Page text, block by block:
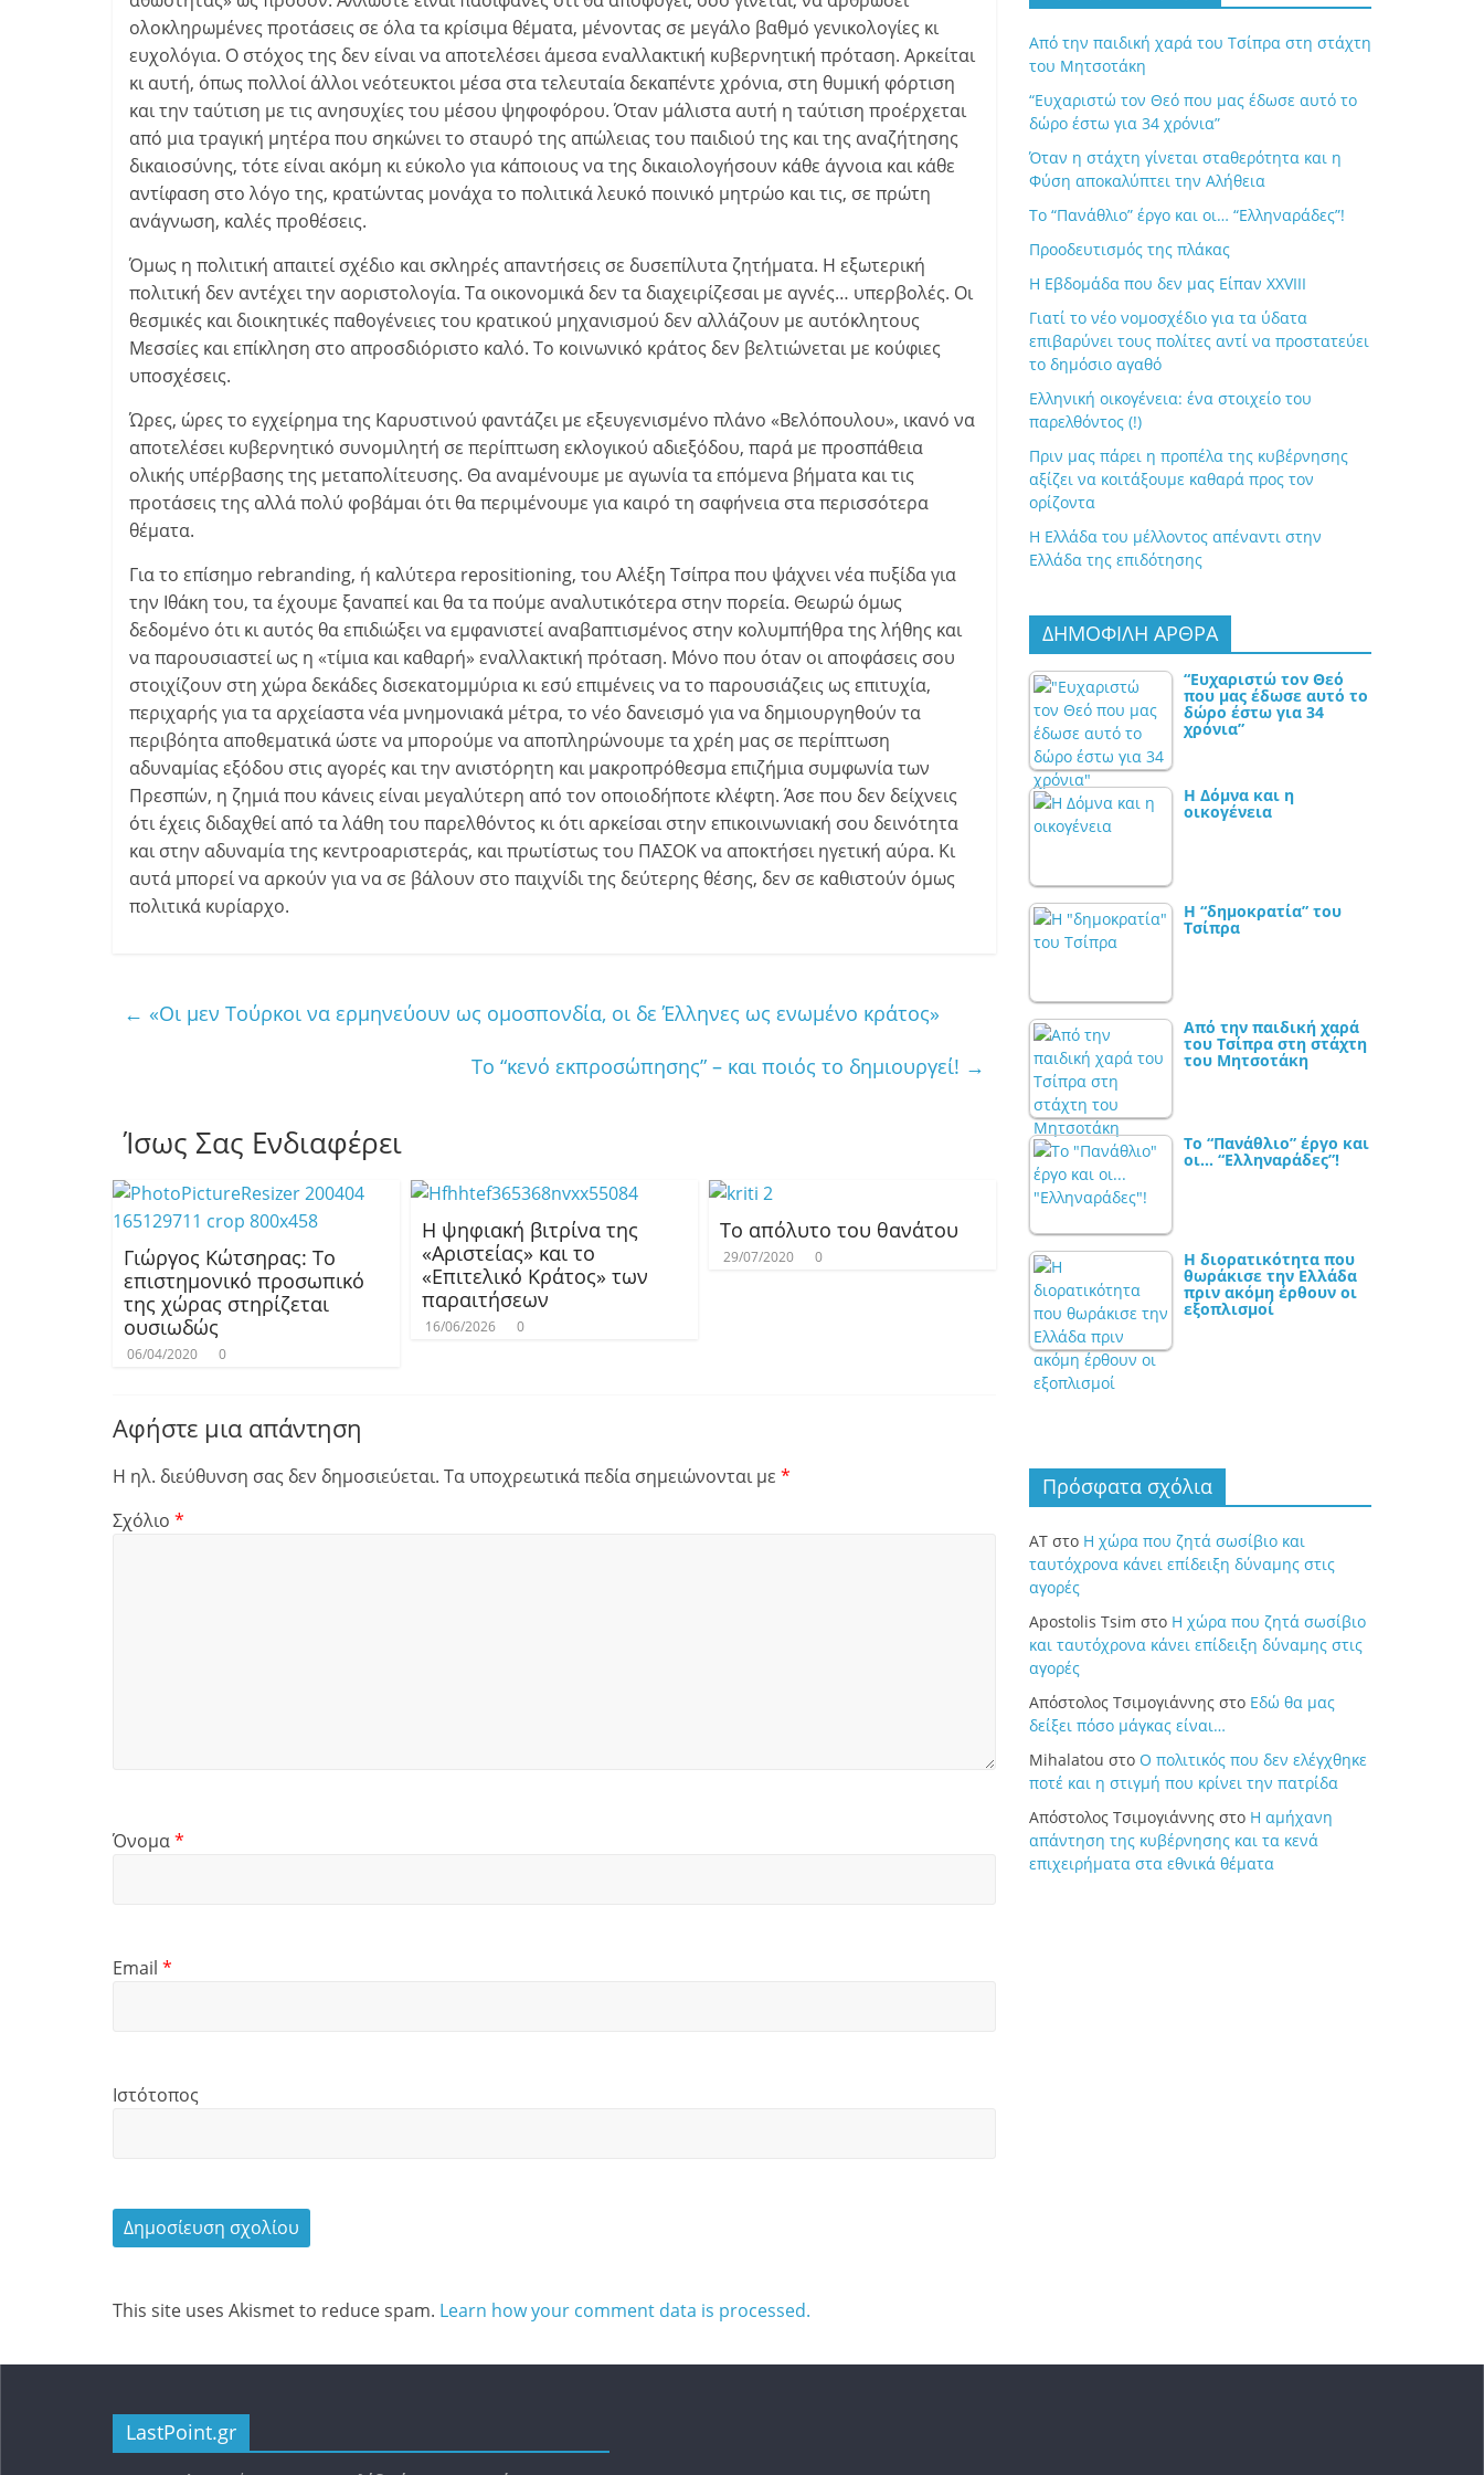
ολοκληρωμένες προτάσεις σε όλα τα κρίσιμα θέματα, μένοντας σε μεγάλο βαθμό γενικολογίες κι
ευχολόγια. Ο στόχος της δεν είναι να αποτελέσει άμεσα εναλλακτική κυβερνητική πρόταση. Αρκείται
κι αυτή, όπως πολλοί άλλοι νεότευκτοι μέσα στα τελευταία δεκαπέντε χρόνια, στη θυμική φόρτιση
και την ταύτιση με τις ανησυχίες του μέσου ψηφοφόρου. Όταν μάλιστα αυτή η ταύτιση προέρχεται
από μια τραγική μητέρα που σηκώνει το σταυρό της απώλειας του παιδιού της και της αναζήτησης
δικαιοσύνης, τότε είναι ακόμη κι εύκολο για κάποιους να της δικαιολογήσουν κάθε άγνοια και κάθε
αντίφαση στο λόγο της, κρατώντας μονάχα το πολιτικά λευκό ποινικό μητρώο και τις, σε πρώτη
ανάγνωση, καλές προθέσεις.
Όμως η πολιτική απαιτεί σχέδιο και σκληρές απαντήσεις σε δυσεπίλυτα ζητήματα. Η εξωτερική
πολιτική δεν αντέχει την αοριστολογία. Τα οικονομικά δεν τα διαχειρίζεσαι με αγνές… υπερβολές. Οι
θεσμικές και διοικητικές παθογένειες του κρατικού μηχανισμού δεν αλλάζουν με αυτόκλητους
Μεσσίες και επίκληση στο απροσδιόριστο καλό. Το κοινωνικό κράτος δεν βελτιώνεται με κούφιες
υποσχέσεις.
Ώρες, ώρες το εγχείρημα της Καρυστινού φαντάζει με εξευγενισμένο πλάνο «Βελόπουλου», ικανό να
αποτελέσει κυβερνητικό συνομιλητή σε περίπτωση εκλογικού αδιεξόδου, παρά με προσπάθεια
ολικής υπέρβασης της μεταπολίτευσης. Θα αναμένουμε με αγωνία τα επόμενα βήματα και τις
προτάσεις της αλλά πολύ φοβάμαι ότι θα περιμένουμε για καιρό τη σαφήνεια στα περισσότερα
θέματα.
Για το επίσημο rebranding, ή καλύτερα repositioning, του Αλέξη Τσίπρα που ψάχνει νέα πυξίδα για
την Ιθάκη του, τα έχουμε ξαναπεί και θα τα πούμε αναλυτικότερα στην πορεία. Θεωρώ όμως
δεδομένο ότι κι αυτός θα επιδιώξει να εμφανιστεί αναβαπτισμένος στην κολυμπήθρα της λήθης και
να παρουσιαστεί ως η «τίμια και καθαρή» εναλλακτική πρόταση. Μόνο που όταν οι αποφάσεις σου
στοιχίζουν στη χώρα δεκάδες δισεκατομμύρια κι εσύ επιμένεις να το παρουσιάζεις ως επιτυχία,
περιχαρής για τα αρχείαστα νέα μνημονιακά μέτρα, το νέο δανεισμό για να δημιουργηθούν τα
περιβόητα αποθεματικά ώστε να μπορούμε να αποπληρώνουμε τα χρέη μας σε περίπτωση
αδυναμίας εξόδου στις αγορές και την ανιστόρητη και μακροπρόθεσμα επιζήμια συμφωνία των
Πρεσπών, η ζημιά που κάνεις είναι μεγαλύτερη από τον οποιοδήποτε κλέφτη. Άσε που δεν δείχνεις
ότι έχεις διδαχθεί από τα λάθη του παρελθόντος κι ότι αρκείσαι στην επικοινωνιακή σου δεινότητα
και στην αδυναμία της κεντροαριστεράς, και πρωτίστως του ΠΑΣΟΚ να αποκτήσει ηγετική αύρα. Κι
αυτά μπορεί να αρκούν για να σε βάλουν στο παιχνίδι της δεύτερης θέσης, δεν σε καθιστούν όμως
πολιτικά κυρίαρχο.
← «Οι μεν Τούρκοι να ερμηνεύουν ως ομοσπονδία, οι δε Έλληνες ως ενωμένο κράτος»
Το “κενό εκπροσώπησης” – και ποιός το δημιουργεί! →
Ίσως Σας Ενδιαφέρει
Γιώργος Κώτσηρας: Το
επιστημονικό προσωπικό
της χώρας στηρίζεται
ουσιωδώς
06/04/2020 0
Η ψηφιακή βιτρίνα της
«Αριστείας» και το
«Επιτελικό Κράτος» των
παραιτήσεων
16/06/2026 0
Το απόλυτο του θανάτου
29/07/2020 0
Αφήστε μια απάντηση
Η ηλ. διεύθυνση σας δεν δημοσιεύεται. Τα υποχρεωτικά πεδία σημειώνονται με *
Σχόλιο *
Όνομα*
Email *
Ιστότοπος
This site uses Akismet to reduce spam. Learn how your comment data is processed.
Από την παιδική χαρά του Τσίπρα στη στάχτη
του Μητσοτάκη
“Ευχαριστώ τον Θεό που μας έδωσε αυτό το
δώρο έστω για 34 χρόνια”
Όταν η στάχτη γίνεται σταθερότητα και η
Φύση αποκαλύπτει την Αλήθεια
Το “Πανάθλιο” έργο και οι… “Ελληναράδες”!
Προοδευτισμός της πλάκας
Η Εβδομάδα που δεν μας Είπαν XXVIII
Γιατί το νέο νομοσχέδιο για τα ύδατα
επιβαρύνει τους πολίτες αντί να προστατεύει
το δημόσιο αγαθό
Ελληνική οικογένεια: ένα στοιχείο του
παρελθόντος (!)
Πριν μας πάρει η προπέλα της κυβέρνησης
αξίζει να κοιτάξουμε καθαρά προς τον
ορίζοντα
Η Ελλάδα του μέλλοντος απέναντι στην
Ελλάδα της επιδότησης
ΔΗΜΟΦΙΛΗ ΑΡΘΡΑ
“Ευχαριστώ τον Θεό
που μας έδωσε αυτό το
δώρο έστω για 34
χρόνια”
Η Δόμνα και η
οικογένεια
Η “δημοκρατία” του
Τσίπρα
Από την παιδική χαρά
του Τσίπρα στη στάχτη
του Μητσοτάκη
Το “Πανάθλιο” έργο και
οι… “Ελληναράδες”!
Η διορατικότητα που
θωράκισε την Ελλάδα
πριν ακόμη έρθουν οι
εξοπλισμοί
Πρόσφατα σχόλια
ΑΤ στο Η χώρα που ζητά σωσίβιο και
ταυτόχρονα κάνει επίδειξη δύναμης στις
αγορές
Apostolis Tsim στο Η χώρα που ζητά σωσίβιο
και ταυτόχρονα κάνει επίδειξη δύναμης στις
αγορές
Απόστολος Τσιμογιάννης στο Εδώ θα μας
δείξει πόσο μάγκας είναι…
Mihalatou στο Ο πολιτικός που δεν ελέγχθηκε
ποτέ και η στιγμή που κρίνει την πατρίδα
Απόστολος Τσιμογιάννης στο Η αμήχανη
απάντηση της κυβέρνησης και τα κενά
επιχειρήματα στα εθνικά θέματα
LastPoint.gr